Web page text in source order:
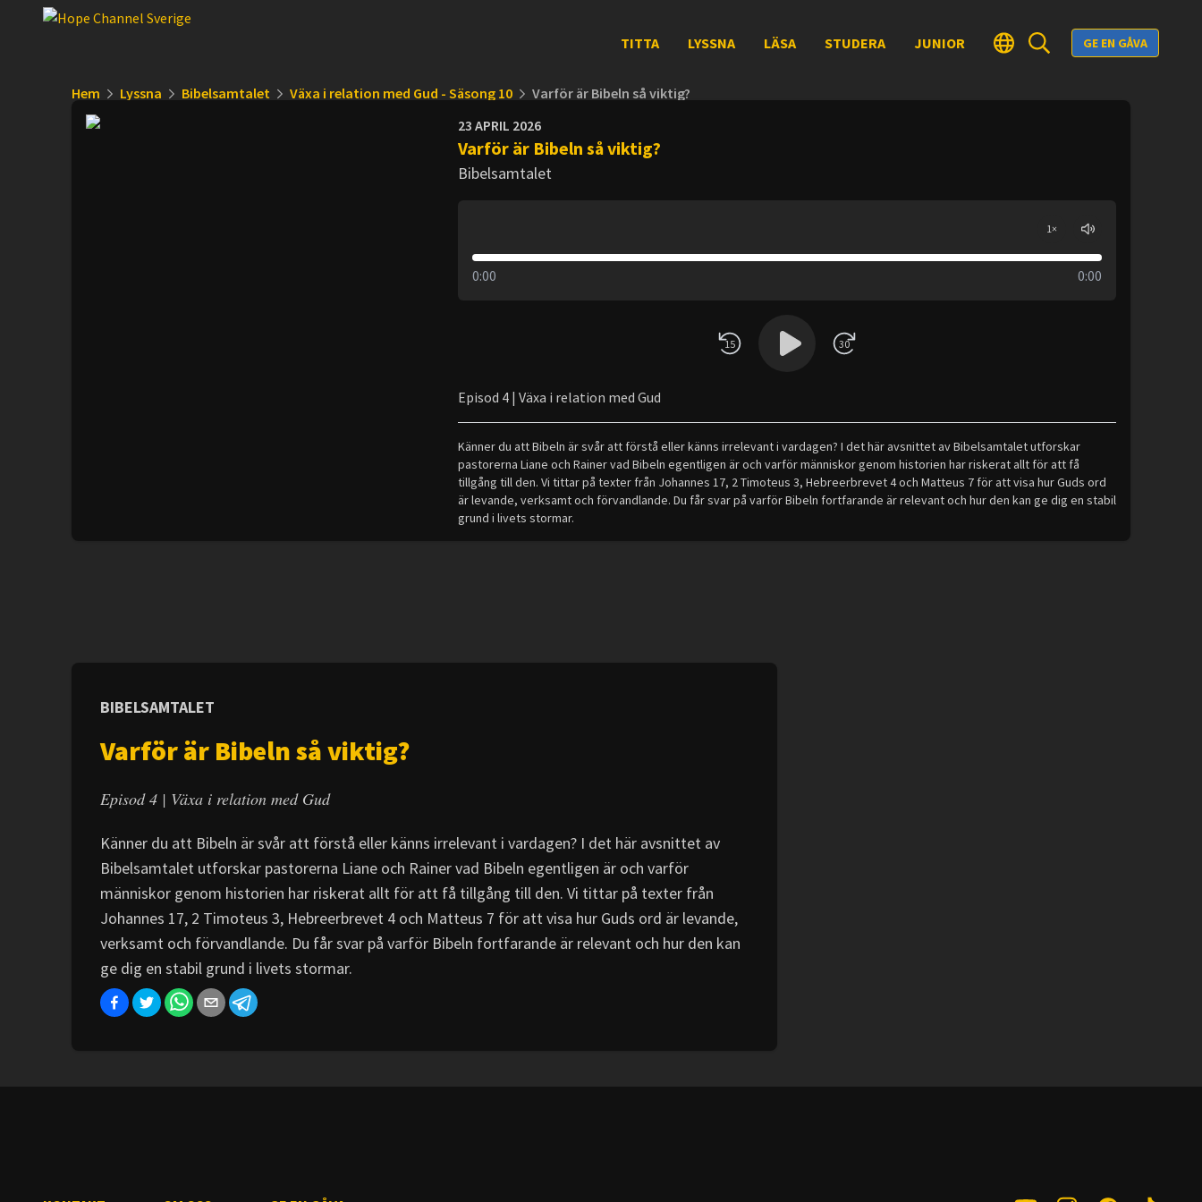
TITTA LYSSNA LÄSA STUDERA JUNIOR GE EN GÅVA
Hem Lyssna Bibelsamtalet Växa i relation med Gud - Säsong 10
Varför är Bibeln så viktig?
23 APRIL 2026
Varför är Bibeln så viktig?
Bibelsamtalet
1×
0:00 0:00
15 30
Episod 4 | Växa i relation med Gud
Känner du att Bibeln är svår att förstå eller känns irrelevant i vardagen? I det här avsnittet av Bibelsamtalet utforskar
pastorerna Liane och Rainer vad Bibeln egentligen är och varför människor genom historien har riskerat allt för att få
tillgång till den. Vi tittar på texter från Johannes 17, 2 Timoteus 3, Hebreerbrevet 4 och Matteus 7 för att visa hur Guds ord
är levande, verksamt och förvandlande. Du får svar på varför Bibeln fortfarande är relevant och hur den kan ge dig en stabil
grund i livets stormar.
BIBELSAMTALET
Varför är Bibeln så viktig?
Episod 4 | Växa i relation med Gud
Känner du att Bibeln är svår att förstå eller känns irrelevant i vardagen? I det här avsnittet av
Bibelsamtalet utforskar pastorerna Liane och Rainer vad Bibeln egentligen är och varför
människor genom historien har riskerat allt för att få tillgång till den. Vi tittar på texter från
Johannes 17, 2 Timoteus 3, Hebreerbrevet 4 och Matteus 7 för att visa hur Guds ord är levande,
verksamt och förvandlande. Du får svar på varför Bibeln fortfarande är relevant och hur den kan
ge dig en stabil grund i livets stormar.